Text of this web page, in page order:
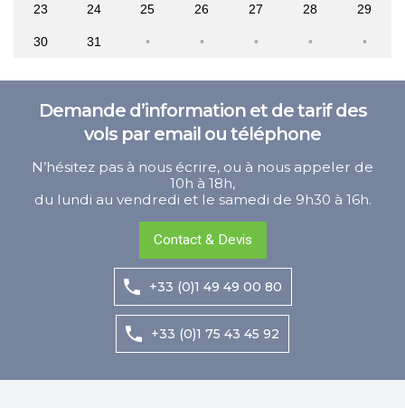
23 24 25 26 27 28 29
30 31
Demande d’information et de tarif des
vols par email ou téléphone
N’hésitez pas à nous écrire, ou à nous appeler de
10h à 18h,
du lundi au vendredi et le samedi de 9h30 à 16h.
Contact & Devis
+33 (0)1 49 49 00 80
+33 (0)1 75 43 45 92